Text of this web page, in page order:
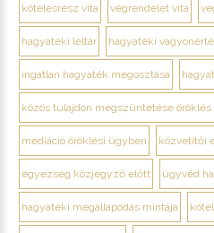
kötelesrész vita végrendelet vita
hagyatéki leltár hagyatéki
ingatlan hagyaték megosztása
közös tulajdon megszüntetése öröklés
mediáció öröklési ügyben közvetítői
egyezség közjegyző előtt ügyvéd
hagyatéki megállapodás mintája